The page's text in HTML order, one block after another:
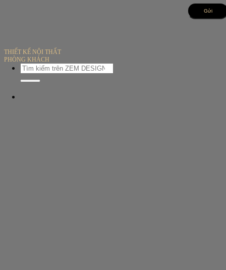
Tìm
kiếm:
THIẾT KẾ NỘI THẤT
PHÒNG KHÁCH